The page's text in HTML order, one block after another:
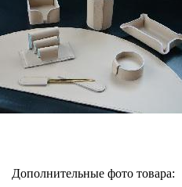
Дополнительные фото товара: